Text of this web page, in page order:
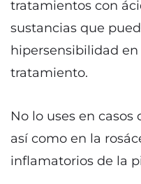
tratamientos con
sustancias que
hipersensibilidad
tratamiento.
No lo uses en casos
así como en la
inflamatorios de la